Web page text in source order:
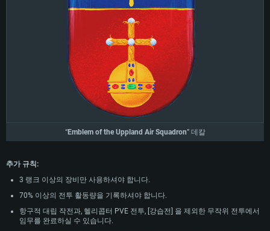
운영체제: Windows 10/11 (64 bit)
프로세서: Intel Core i5 또는 Ryzen 5 3600 이상
그래픽 카드: DirectX 11 이상을 지원하는 Nvidia GeForce 1060, 또는 AMD RX
네트워크: 브로드밴드 인터넷
여유 저장 공간: 62.2 GB (전체 클라이언트)
운영체제: Mac OS Big Sur 11.0
프로세서: Core i7 (Intel Xeon 은 지원하지 않습니다)
그래픽 카드: Metal을 지원하는 Radeon Vega II 이상
네트워크: 브로드밴드 인터넷
여유 저장 공간: 62.2 GB (전체 클라이언트)
운영체제: Ubuntu 20.04 64bit
프로세서: Intel Core i7
그래픽 카드: Vulkan 을 지원하고, 최신 그래픽 드라이버를 지원하는 NVIDIA
1060 (6개월 미만) 혹은 그와 동급의 성능을 가지며 최신 그래픽 드라이버를
지원하는 AMD RX 570 (6개월 미만; 최소사양 지원 해상도 720p) 이상
네트워크: 브로드밴드 인터넷
여유 저장 공간: 62.2 GB (전체 클라이언트)
“Emblem of the Uppland Air Squadron” 데칼
추가 규칙:
3 랭크 이상의 장비만 사용하셔야 합니다.
70% 이상의 전투 활동량을 기록하셔야 합니다.
항구적 대립 작전과, 헬리콥터 PVE 전투, [강습전] 을 제외한 무작위 전투에서
임무를 완료하실 수 있습니다.